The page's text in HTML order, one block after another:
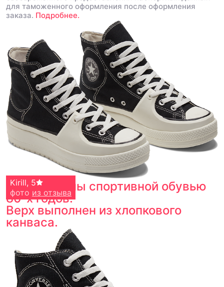
для таможенного оформления после оформления
заказа. Подробнее.
Вдохновлены спортивной обувью
80-х годов.
шмулькинс
фото из отзыва
Kirill, 5
фото из отзыва
Верх выполнен из хлопкового
канваса.